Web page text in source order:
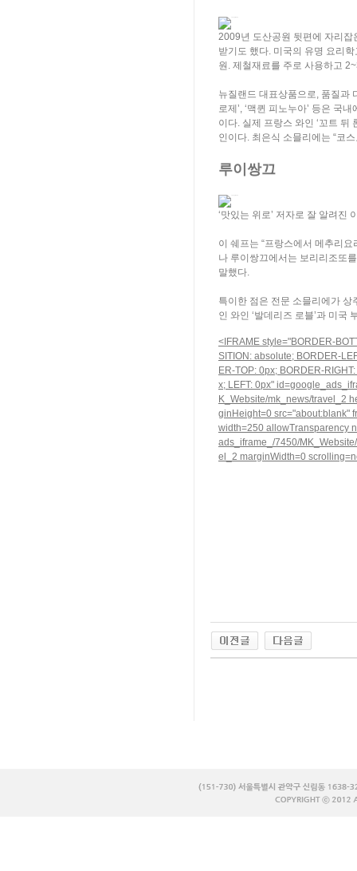
2009년 도산공원 뒷편에 자리잡
받기도 했다. 미국의 유명 요리
원. 제철재료를 주로 사용하고
뉴질랜드 대표상품으로, 품질과
로제’, ‘맥퀸 피노누아’ 등은 국
이다. 실제 프랑스 와인 ‘꼬트 뒤
인이다. 최은식 소믈리에는 “코
루이쌍끄
‘맛있는 위로’ 저자로 잘 알려진
이 쉐프는 “프랑스에서 메추리
나 루이쌍끄에서는 보리리조또
말했다.
특이한 점은 전문 소믈리에가
인 와인 ‘발데리즈 로블’과 미국
<IFRAME style="BORDER-
SITION: absolute; BORDER-
ER-TOP: 0px; BORDER-
x; LEFT: 0px"
K_Website/mk_news/travel_2
ginHeight=0 src="about:blank"
width=250 allowTransparency
ads_iframe_/7450/
el_2 marginWidth=0